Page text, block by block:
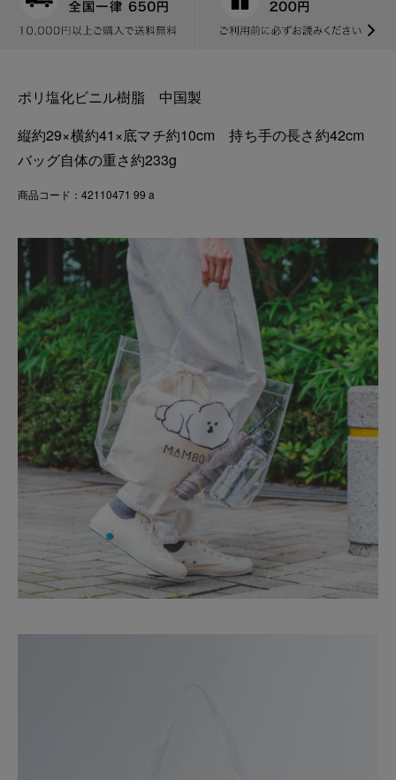
ポリ塩化ビニル樹脂 中国製
縦約29×横約41×底マチ約10cm 持ち手の長さ約42cm
バッグ自体の重さ約233g
商品コード：42110471 99 a